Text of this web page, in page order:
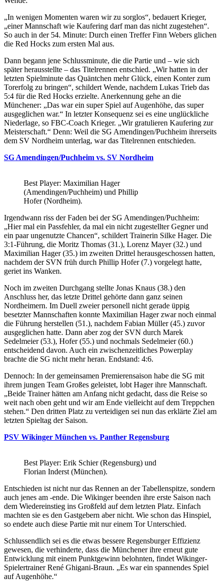
„In wenigen Momenten waren wir zu sorglos“, bedauert Krieger,
„einer Mannschaft wie Kaufering darf man das nicht zugestehen“.
So auch in der 54. Minute: Durch einen Treffer Finn Webers glichen
die Red Hocks zum ersten Mal aus.
Dann begann jene Schlussminute, die die Partie und – wie sich
später herausstellte – das Titelrennen entschied. „Wir hatten in der
letzten Spielminute das Quäntchen mehr Glück, einen Konter zum
Torerfolg zu bringen“, schildert Wende, nachdem Lukas Trieb das
5:4 für die Red Hocks erzielte. Anerkennung gehe an die
Münchener: „Das war ein super Spiel auf Augenhöhe, das super
ausgeglichen war.“ In letzter Konsequenz sei es eine unglückliche
Niederlage, so FBC-Coach Krieger. „Wir gratulieren Kaufering zur
Meisterschaft.“ Denn: Weil die SG Amendingen/Puchheim ihrerseits
dem SV Nordheim unterlag, war das Titelrennen entschieden.
SG Amendingen/Puchheim vs. SV Nordheim
Best Player: Maximilian Hager
(Amendingen/Puchheim) und Phillip
Hofer (Nordheim).
Irgendwann riss der Faden bei der SG Amendingen/Puchheim:
„Hier mal ein Passfehler, da mal ein nicht zugestellter Gegner und
ein paar ungenutzte Chancen“, schildert Trainerin Silke Hager. Die
3:1-Führung, die Moritz Thomas (31.), Lorenz Mayer (32.) und
Maximilian Hager (35.) im zweiten Drittel herausgeschossen hatten,
nachdem der SVN früh durch Phillip Hofer (7.) vorgelegt hatte,
geriet ins Wanken.
Noch im zweiten Durchgang stellte Jonas Knaus (38.) den
Anschluss her, das letzte Drittel gehörte dann ganz seinen
Nordheimern. Im Duell zweier personell nicht gerade üppig
besetzter Mannschaften konnte Maximilian Hager zwar noch einmal
die Führung herstellen (51.), nachdem Fabian Müller (45.) zuvor
ausgeglichen hatte. Dann aber zog der SVN durch Marek
Sedelmeier (53.), Hofer (55.) und nochmals Sedelmeier (60.)
entscheidend davon. Auch ein zwischenzeitliches Powerplay
brachte die SG nicht mehr heran. Endstand: 4:6.
Dennoch: In der gemeinsamen Premierensaison habe die SG mit
ihrem jungen Team Großes geleistet, lobt Hager ihre Mannschaft.
„Beide Trainer hätten am Anfang nicht gedacht, dass die Reise so
weit nach oben geht und wir am Ende vielleicht auf dem Treppchen
stehen.“ Den dritten Platz zu verteidigen sei nun das erklärte Ziel am
letzten Spieltag der Saison.
PSV Wikinger München vs. Panther Regensburg
Best Player: Erik Schier (Regensburg) und
Florian Inderst (München).
Entschieden ist nicht nur das Rennen an der Tabellenspitze, sondern
auch jenes am -ende. Die Wikinger beenden ihre erste Saison nach
dem Wiedereinstieg ins Großfeld auf dem letzten Platz. Einfach
machten sie es den Gastgebern aber nicht. Wie schon das Hinspiel,
so endete auch diese Partie mit nur einem Tor Unterschied.
Schlussendlich sei es die etwas bessere Regensburger Effizienz
gewesen, die verhinderte, dass die Münchener ihre erneut gute
Entwicklung mit einem Punktgewinn belohnten, findet Wikinger-
Spielertrainer René Ghigani-Braun. „Es war ein spannendes Spiel
auf Augenhöhe.“